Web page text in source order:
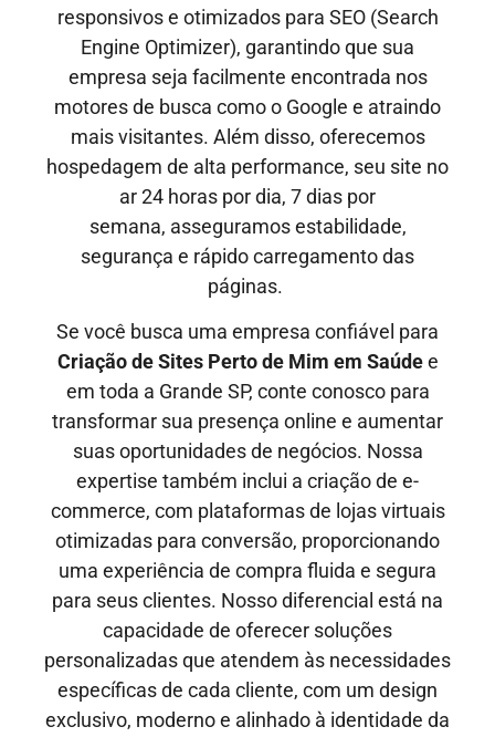
responsivos e otimizados para SEO (Search
Engine Optimizer), garantindo que sua
empresa seja facilmente encontrada nos
motores de busca como o Google e atraindo
mais visitantes. Além disso, oferecemos
hospedagem de alta performance, seu site no
ar24 horas por dia, 7 dias por
semana, asseguramos estabilidade,
segurança e rápido carregamento das
páginas.
Se você busca uma empresa confiável para
Criação de Sites Perto de Mim em Saúdee
em toda a Grande SP, conte conosco para
transformar sua presença online e aumentar
suas oportunidades de negócios. Nossa
expertise também inclui a criação de e-
commerce, com plataformas de lojas virtuais
otimizadas para conversão, proporcionando
uma experiência de compra fluida e segura
para seus clientes. Nosso diferencial está na
capacidade de oferecer soluções
personalizadas que atendem às necessidades
específicas de cada cliente, com um design
exclusivo, moderno e alinhado à identidade da